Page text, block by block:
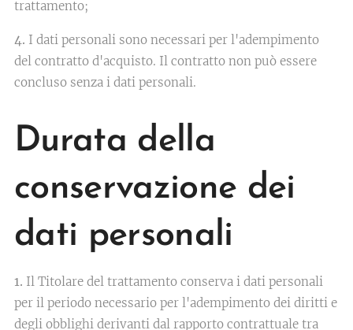
trattamento;
4. I dati personali sono necessari per l'adempimento
del contratto d'acquisto. Il contratto non può essere
concluso senza i dati personali.
Durata della
conservazione dei
dati personali
1. Il Titolare del trattamento conserva i dati personali
per il periodo necessario per l'adempimento dei diritti e
degli obblighi derivanti dal rapporto contrattuale tra